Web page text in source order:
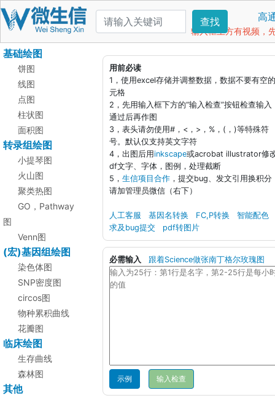
查找 高
输入框上方有视频，
基础绘图
饼图
线图
点图
柱状图
面积图
转录组绘图
小提琴图
火山图
聚类热图
GO，Pathway
图
Venn图
(宏)基因组绘图
染色体图
SNP密度图
circos图
物种累积曲线
花瓣图
临床绘图
生存曲线
森林图
其他
用前必读
1，使用excel存储并调整数据，数据不要有空
元格
2，先用输入框下方的“输入检查”按钮检查输入
通过后再作图
3，表头请勿使用#，<，>，%，(，)等特殊符
号。默认仅支持英文字符
4，出图后用inkscape或acrobat illustrator修
df文字、字体，图例，处理截断
5， 生信项目合作 ，提交bug、发文引用换积分
请加管理员微信（右下）
人工客服 基因名转换 FC,P转换
智能配色
求及bug提交
pdf转图片
必需输入 跟着Science做张南丁格尔玫瑰图
示例